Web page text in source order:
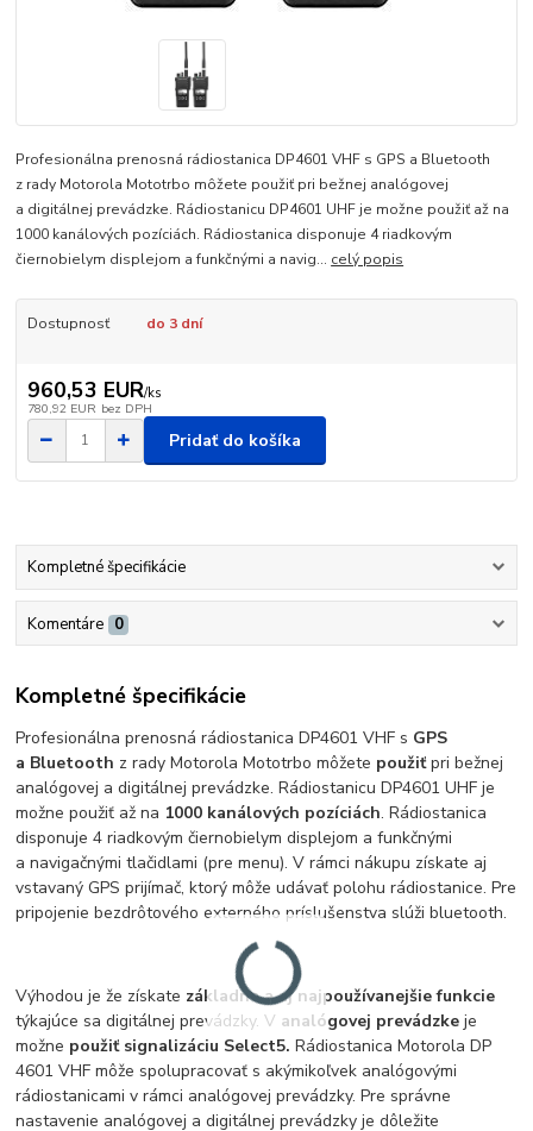
Profesionálna prenosná rádiostanica DP4601 VHF s GPS a Bluetooth
z rady Motorola Mototrbo môžete použiť pri bežnej analógovej
a digitálnej prevádzke. Rádiostanicu DP4601 UHF je možne použiť až na
1000 kanálových pozíciách. Rádiostanica disponuje 4 riadkovým
čiernobielym displejom a funkčnými a navig... celý popis
Dostupnosť do 3 dní
960,53 EUR/ks
780,92 EUR bez DPH
Pridať do košíka
Kompletné špecifikácie
Komentáre 0
Kompletné špecifikácie
Profesionálna prenosná rádiostanica DP4601 VHF s GPS
a Bluetooth z rady Motorola Mototrbo môžete použiťpri bežnej
analógovej a digitálnej prevádzke. Rádiostanicu DP4601 UHF je
možne použiť až na 1000 kanálových pozíciách. Rádiostanica
disponuje 4 riadkovým čiernobielym displejom a funkčnými
a navigačnými tlačidlami (pre menu). V rámci nákupu získate aj
vstavaný GPS prijímač, ktorý môže udávať polohu rádiostanice. Pre
pripojenie bezdrôtového externého príslušenstva slúži bluetooth.
Výhodou je že získate základne a aj najpoužívanejšie funkcie
týkajúce sa digitálnej prevádzky. V analógovej prevádzke je
možne použiť signalizáciu Select5.Rádiostanica Motorola DP
4601 VHF môže spolupracovať s akýmikoľvek analógovými
rádiostanicami v rámci analógovej prevádzky. Pre správne
nastavenie analógovej a digitálnej prevádzky je dôležite